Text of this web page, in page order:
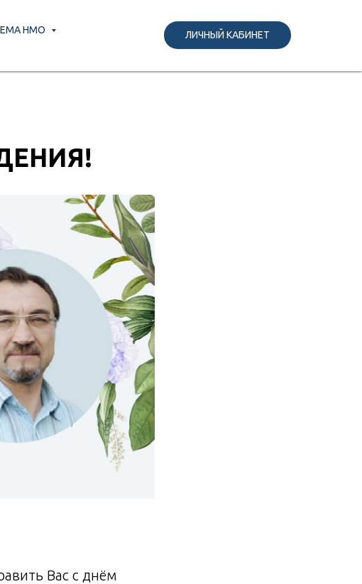
НМО
ЗАРЕГИСТРИРОВАТЬСЯ
НМО
ЛИЧНЫЙ КАБИНЕТ
Вас с днём